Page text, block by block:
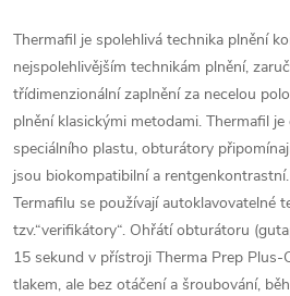
Thermafil je spolehlivá technika plnění
nejspolehlivějším technikám plnění,
třídimenzionální zaplnění za necelou
plnění klasickými metodami. Thermafil
speciálního plastu, obturátory
jsou biokompatibilní a
Termafilu se používají autoklavovatelné
tzv.“verifikátory“. Ohřátí obturátoru
15 sekund v přístroji Therma Prep
tlakem, ale bez otáčení a šroubování,